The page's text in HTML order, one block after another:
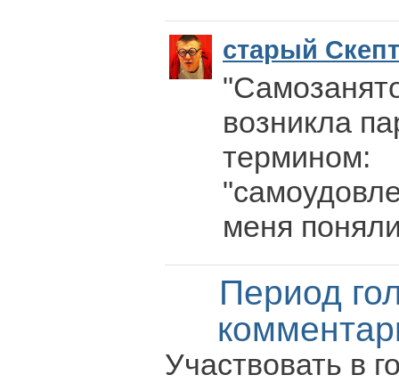
старый
возникла
термином:
меня
Период
Участвовать в